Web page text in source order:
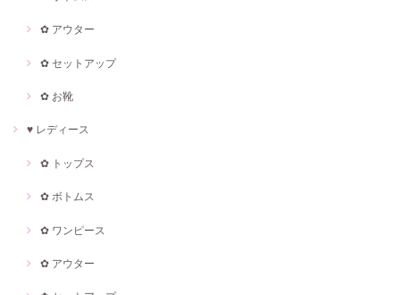
✿ アウター
✿ セットアップ
✿ お靴
♥ レディース
✿ トップス
✿ ボトムス
✿ ワンピース
✿ アウター